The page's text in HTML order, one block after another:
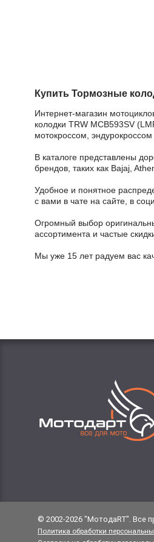
Купить Тормозные
Интернет-магазин
колодки TRW MCB593SV
мотокроссом,
В каталоге представлены
брендов, таких как Bajaj,
Удобное и понятное
с вами в чате на сайте, в
Огромный выбор
ассортимента и частые
Мы уже 15 лет радуем вас
© 2002-2026 "МотодаRT". Все
Политика обработки